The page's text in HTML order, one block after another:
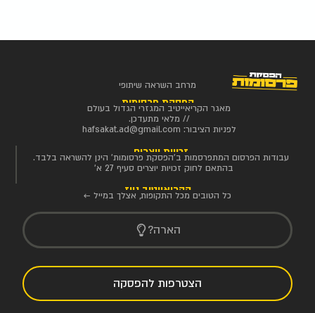
מרחב השראה שיתופי
הפסקת פרסומות
מאגר הקריאייטיב המגזרי הגדול בעולם
// מלאי מתעדכן.
לפניות הציבור: hafsakat.ad@gmail.com
זכויות יוצרים
עבודות הפרסום המתפרסמות ב'הפסקת פרסומות' הינן להשראה בלבד.
בהתאם לחוק זכויות יוצרים סעיף 27 א'
הקריאייטיב ניוז
כל הטובים מכל התקופות, אצלך במייל ←
הארה?
הצטרפות להפסקה